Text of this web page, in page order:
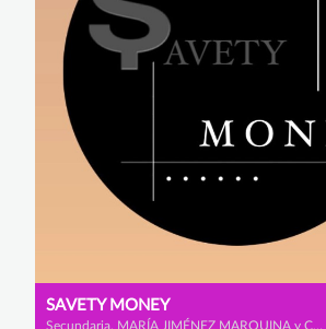
SAVETY MONEY
Secundaria, MARÍA JIMÉNEZ MARQUINA y CELIA MUÑOZ ROMERO